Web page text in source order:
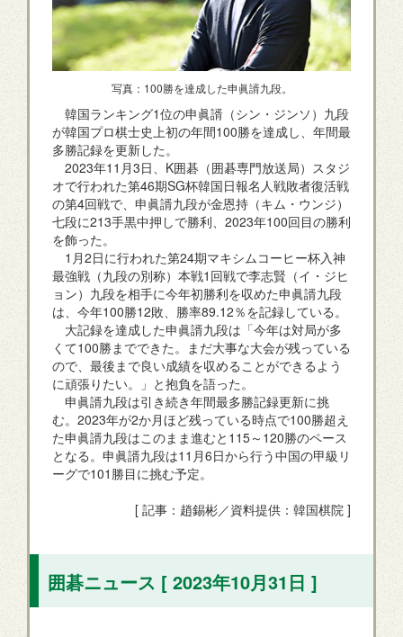
写真：100勝を達成した申眞諝九段。
韓国ランキング1位の申眞諝（シン・ジンソ）九段
が韓国プロ棋士史上初の年間100勝を達成し、年間最
多勝記録を更新した。
2023年11月3日、K囲碁（囲碁専門放送局）スタジ
オで行われた第46期SG杯韓国日報名人戦敗者復活戦
の第4回戦で、申眞諝九段が金恩持（キム・ウンジ）
七段に213手黒中押しで勝利、2023年100回目の勝利
を飾った。
1月2日に行われた第24期マキシムコーヒー杯入神
最強戦（九段の別称）本戦1回戦で李志賢（イ・ジヒ
ョン）九段を相手に今年初勝利を収めた申眞諝九段
は、今年100勝12敗、勝率89.12％を記録している。
大記録を達成した申眞諝九段は「今年は対局が多
くて100勝までできた。まだ大事な大会が残っている
ので、最後まで良い成績を収めることができるよう
に頑張りたい。」と抱負を語った。
申眞諝九段は引き続き年間最多勝記録更新に挑
む。2023年が2か月ほど残っている時点で100勝超え
た申眞諝九段はこのまま進むと115～120勝のペース
となる。申眞諝九段は11月6日から行う中国の甲級リ
ーグで101勝目に挑む予定。
[ 記事：趙錫彬／資料提供：韓国棋院 ]
囲碁ニュース [ 2023年10月31日 ]